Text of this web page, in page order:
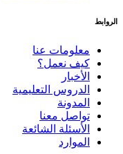
الروابط
معلومات عنا
كيف نعمل؟
الأخبار
الدروس التعليمية
المدونة
تواصل معنا
الأسئلة الشائعة
الموارد